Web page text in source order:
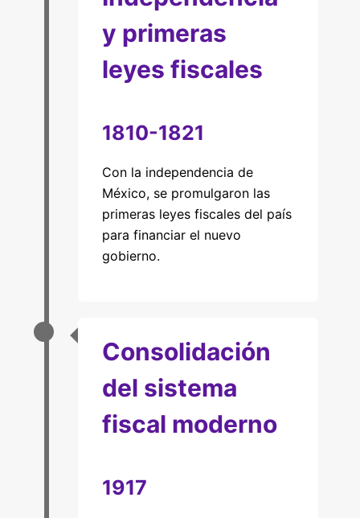
y primeras
leyes fiscales
1810-1821
Con la independencia de
México, se promulgaron las
primeras leyes fiscales del país
para financiar el nuevo
gobierno.
Consolidación
del sistema
fiscal moderno
1917